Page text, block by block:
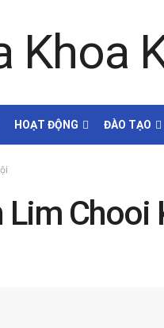
HOẠT ĐỘNG ĐÀO TẠO
Lim Chooi